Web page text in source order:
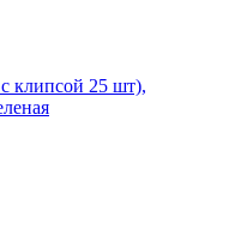
клипсой 25 шт),